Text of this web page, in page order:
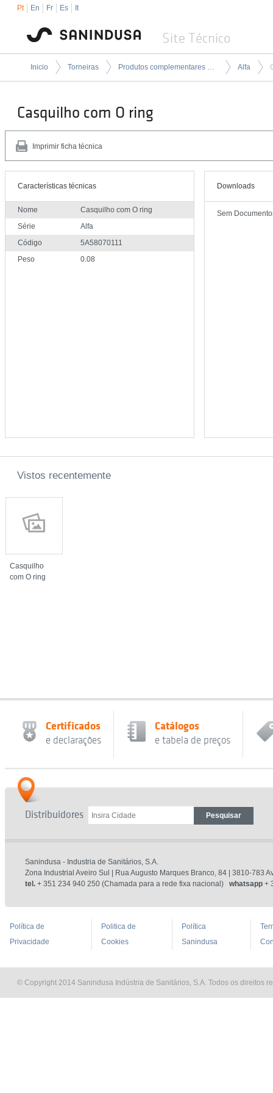
Pt En Fr Es It
Site Técnico
Inicio Torneiras Produtos complementares para torneiras Alfa
Casquilho com O ring
Imprimir ficha técnica
Características técnicas
Nome
Casquilho com O ring
Série
Alfa
Código
5A58070111
Peso
0.08
Downloads
Sem
Vistos recentemente
Casquilho
com O ring
Certificados
e declarações
Catálogos
e tabela de preços
Distribuidores
Sanindusa - Industria de Sanitários, S.A.
Zona Industrial Aveiro Sul | Rua Augusto Marques Branco, 84 | 3810-783
tel. + 351 234 940 250 (Chamada para a rede fixa nacional) whatsapp +
Política de
Privacidade
Politica de
Cookies
Política
Sanindusa
© Copyright 2014 Sanindusa Indústria de Sanitários, S.A. Todos os direitos